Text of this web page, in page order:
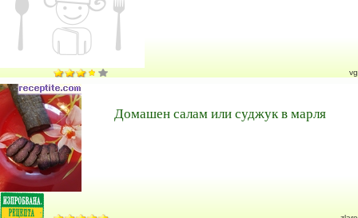
vg
Домашен салам или суджук в марля